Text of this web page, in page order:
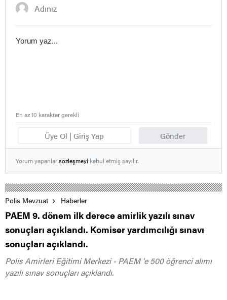
Üye Ol | Giriş Yap Gönder
En az 10 karakter gerekli
Yorum yapanlarsözleşmeyi kabul etmiş sayılır.
Polis Mevzuat Haberler
PAEM 9. dönem ilk derece amirlik yazılı sınav
sonuçları açıklandı. Komiser yardımcılığı sınavı
sonuçları açıklandı.
Polis Amirleri Eğitimi Merkezi - PAEM 'e 500 öğrenci alımı
yazılı sınav sonuçları açıklandı.